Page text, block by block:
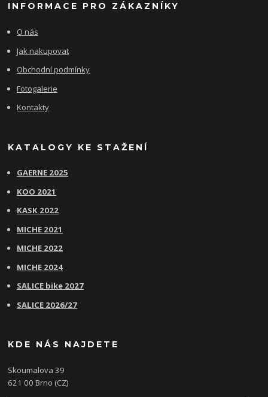
INFORMACE PRO ZÁKAZNÍKY
O nás
Jak nakupovat
Obchodní podmínky
Fotogalerie
Kontakty
KATALOGY KE STAŽENÍ
GAERNE 2025
KOO 2021
KASK 2022
MICHE 2021
MICHE 2022
MICHE 2024
SALICE bike 2027
SALICE 2026/27
KDE NÁS NAJDETE
Skoumalova 39
621 00 Brno (CZ)